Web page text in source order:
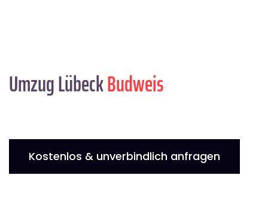
Umzug LübeckBudweis
Kostenlos & unverbindlich anfragen